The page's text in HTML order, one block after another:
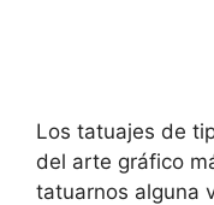
Los tatuajes de
del arte gráfico
tatuarnos alguna